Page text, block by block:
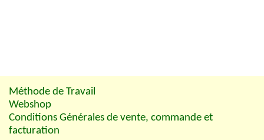
Méthode de Travail
Webshop
Conditions Générales de vente, commande et
facturation